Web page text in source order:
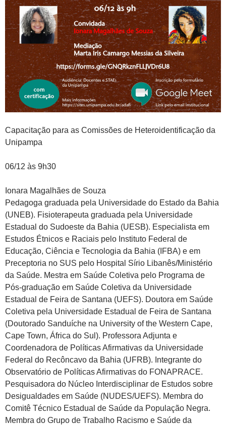
Capacitação para as Comissões de Heteroidentificação da
Unipampa
06/12 às 9h30
Ionara Magalhães de Souza
Pedagoga graduada pela Universidade do Estado da Bahia
(UNEB). Fisioterapeuta graduada pela Universidade
Estadual do Sudoeste da Bahia (UESB). Especialista em
Estudos Étnicos e Raciais pelo Instituto Federal de
Educação, Ciência e Tecnologia da Bahia (IFBA) e em
Preceptoria no SUS pelo Hospital Sírio Libanês/Ministério
da Saúde. Mestra em Saúde Coletiva pelo Programa de
Pós-graduação em Saúde Coletiva da Universidade
Estadual de Feira de Santana (UEFS). Doutora em Saúde
Coletiva pela Universidade Estadual de Feira de Santana
(Doutorado Sanduíche na University of the Western Cape,
Cape Town, África do Sul). Professora Adjunta e
Coordenadora de Políticas Afirmativas da Universidade
Federal do Recôncavo da Bahia (UFRB). Integrante do
Observatório de Políticas Afirmativas do FONAPRACE.
Pesquisadora do Núcleo Interdisciplinar de Estudos sobre
Desigualdades em Saúde (NUDES/UEFS). Membra do
Comitê Técnico Estadual de Saúde da População Negra.
Membra do Grupo de Trabalho Racismo e Saúde da